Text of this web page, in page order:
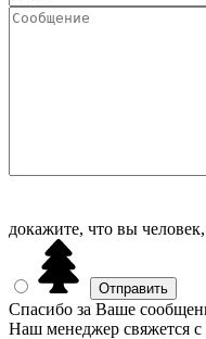
докажите, что вы
Спасибо за Ваше
Наш менеджер свяжется